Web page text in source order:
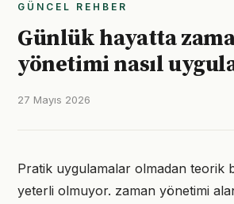
GÜNCEL REHBER
Günlük hayatta
yönetimi nasıl
27 Mayıs 2026
Pratik uygulamalar olmadan teorik
yeterli olmuyor. zaman yönetimi